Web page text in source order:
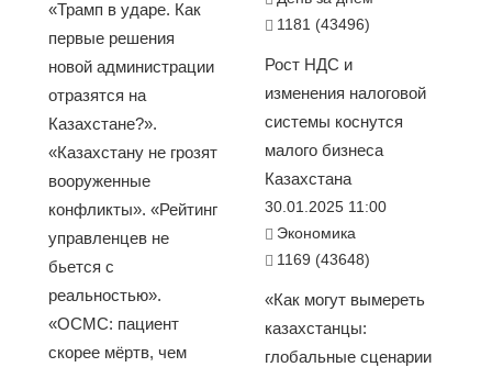
«Трамп в ударе. Как
первые решения
новой администрации
отразятся на
Казахстане?».
«Казахстану не грозят
вооруженные
конфликты». «Рейтинг
управленцев не
бьется с
реальностью».
«ОСМС: пациент
скорее мёртв, чем
1181 (43496)
Рост НДС и
изменения налоговой
системы коснутся
малого бизнеса
Казахстана
30.01.2025 11:00
Экономика
1169 (43648)
«Как могут вымереть
казахстанцы:
глобальные сценарии